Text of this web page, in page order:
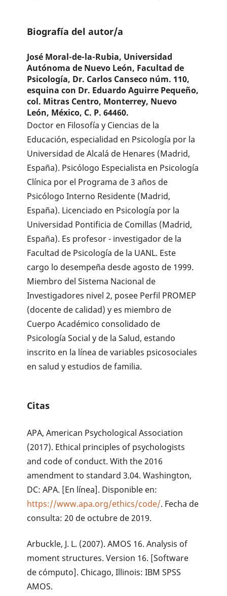
Biografía del autor/a
José Moral-de-la-Rubia, Universidad
Autónoma de Nuevo León, Facultad de
Psicología, Dr. Carlos Canseco núm. 110,
esquina con Dr. Eduardo Aguirre Pequeño,
col. Mitras Centro, Monterrey, Nuevo
León, México, C. P. 64460.
Doctor en Filosofía y Ciencias de la
Educación, especialidad en Psicología por la
Universidad de Alcalá de Henares (Madrid,
España). Psicólogo Especialista en Psicología
Clínica por el Programa de 3 años de
Psicólogo Interno Residente (Madrid,
España). Licenciado en Psicología por la
Universidad Pontificia de Comillas (Madrid,
España). Es profesor - investigador de la
Facultad de Psicología de la UANL. Este
cargo lo desempeña desde agosto de 1999.
Miembro del Sistema Nacional de
Investigadores nivel 2, posee Perfil PROMEP
(docente de calidad) y es miembro de
Cuerpo Académico consolidado de
Psicología Social y de la Salud, estando
inscrito en la línea de variables psicosociales
en salud y estudios de familia.
Citas
APA, American Psychological Association
(2017). Ethical principles of psychologists
and code of conduct. With the 2016
amendment to standard 3.04. Washington,
DC: APA. [En línea]. Disponible en:
https://www.apa.org/ethics/code/. Fecha de
consulta: 20 de octubre de 2019.
Arbuckle, J. L. (2007). AMOS 16. Analysis of
moment structures. Version 16. [Software
de cómputo]. Chicago, Illinois: IBM SPSS
AMOS.